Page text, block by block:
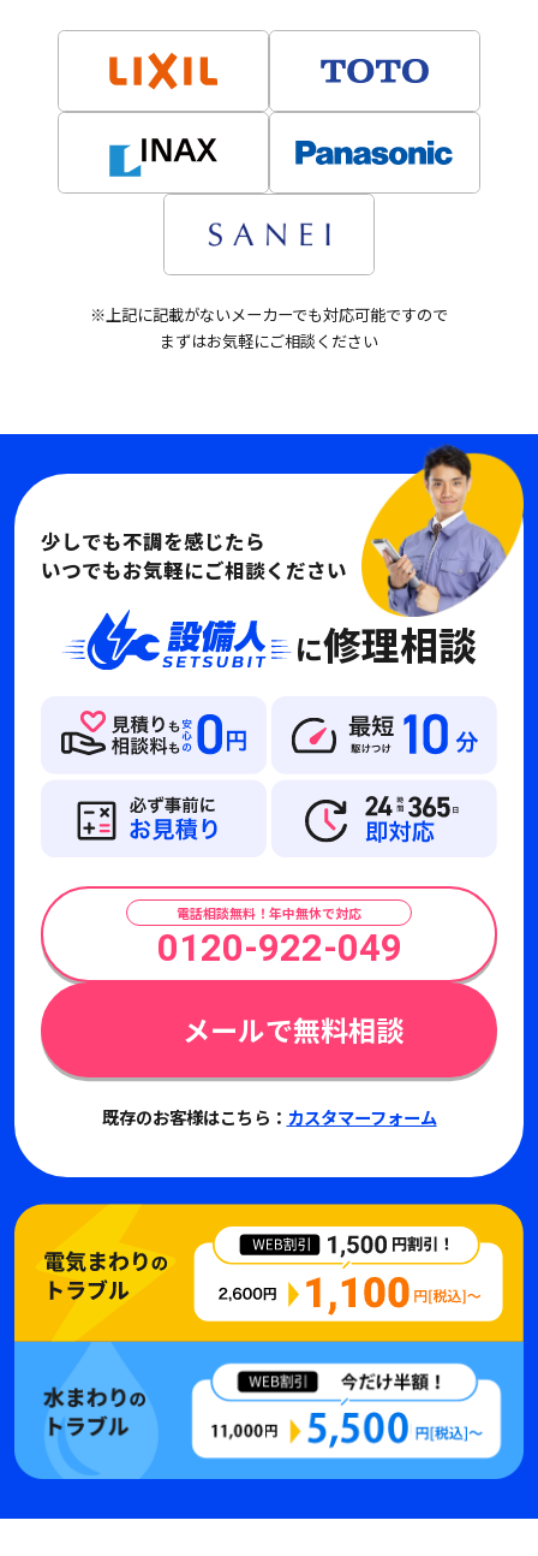
※上記に記載がないメーカーでも対応可能ですので
まずはお気軽にご相談ください
少しでも不調を感じたら
いつでもお気軽にご相談ください
に修理相談
電話相談無料！年中無休で対応
0120-922-049
メールで無料相談
既存のお客様はこちら： カスタマーフォーム